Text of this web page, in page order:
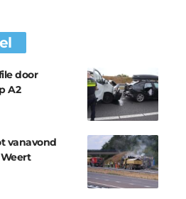
door
A2
vanavond